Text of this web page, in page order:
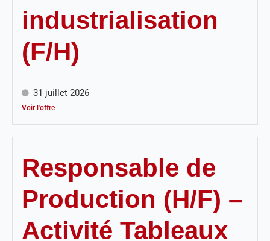
industrialisation
(F/H)
31 juillet 2026
Voir l'offre
Responsable de
Production (H/F) –
Activité Tableaux